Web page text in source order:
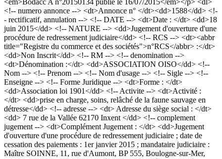
<!-- numero annonce --> <dt>Annonce n° </dt><dd>1588</dd> <!-
- rectificatif, annulation --> <!-- DATE --> <dt>Date : </dt> <dd>18
juin 2015</dd> <!-- NATURE --> <dd>Jugement d'ouverture d'une
procédure de redressement judiciaire</dd> <!-- RCS --> <dt><abbr
title="Registre du commerce et des sociétés">n°RCS</abbr> :</dt>
<dd>Non Inscrit</dd> <!-- RM --> <!-- denomination -->
<dt>Dénomination :</dt> <dd>ASSOCIATION OISO</dd> <!--
Nom --> <!-- Prenom --> <!-- Nom d'usage --> <!-- Sigle --> <!--
Enseigne --> <!-- Forme Juridique --> <dt>Forme : </dt>
<dd>Association loi 1901</dd> <!-- Activite --> <dt>Activité :
</dt> <dd>prise en charge, soins, relâché de la faune sauvage en
détresse</dd> <!-- adresse --> <dt> Adresse du siège social : </dt>
<dd> 7 rue de la Vallée 62170 Inxent </dd> <!-- complement
jugement --> <dt>Complément Jugement : </dt> <dd>Jugement
d'ouverture d'une procédure de redressement judiciaire ; date de
cessation des paiements : 1er janvier 2015 ; mandataire judiciaire :
Maître SOINNE, 11, rue d'Aumont, BP 555, Boulogne-sur-Mer,